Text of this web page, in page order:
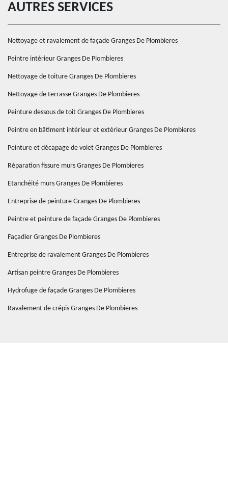
AUTRES SERVICES
Nettoyage et ravalement de façade Granges De Plombieres
Peintre intérieur Granges De Plombieres
Nettoyage de toiture Granges De Plombieres
Nettoyage de terrasse Granges De Plombieres
Peinture dessous de toit Granges De Plombieres
Peintre en bâtiment intérieur et extérieur Granges De Plombieres
Peinture et décapage de volet Granges De Plombieres
Réparation fissure murs Granges De Plombieres
Etanchéité murs Granges De Plombieres
Entreprise de peinture Granges De Plombieres
Peintre et peinture de façade Granges De Plombieres
Façadier Granges De Plombieres
Entreprise de ravalement Granges De Plombieres
Artisan peintre Granges De Plombieres
Hydrofuge de façade Granges De Plombieres
Ravalement de crépis Granges De Plombieres